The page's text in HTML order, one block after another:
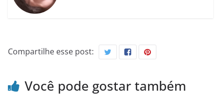
Compartilhe esse post:
Você pode gostar também